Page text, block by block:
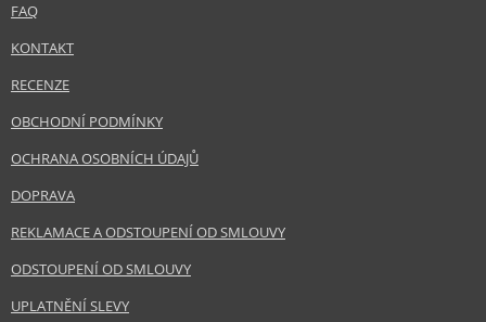
FAQ
KONTAKT
RECENZE
OBCHODNÍ PODMÍNKY
OCHRANA OSOBNÍCH ÚDAJŮ
DOPRAVA
REKLAMACE A ODSTOUPENÍ OD SMLOUVY
ODSTOUPENÍ OD SMLOUVY
UPLATNĚNÍ SLEVY